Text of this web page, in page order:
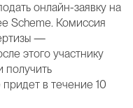
онлайн-заявку на
Scheme. Комиссия
—
этого участнику
получить
в течение 10